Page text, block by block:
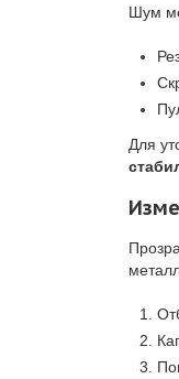
Шум
Для